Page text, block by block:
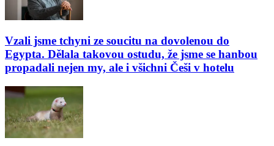
Vzali jsme tchyni ze soucitu na dovolenou do
Egypta. Dělala takovou ostudu, že jsme se hanbou
propadali nejen my, ale i všichni Češi v hotelu